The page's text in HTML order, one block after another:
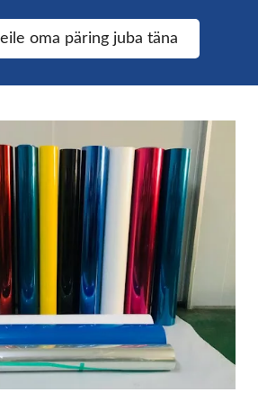
oma päring juba täna